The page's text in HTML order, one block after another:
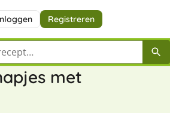
Registreren
recept
met